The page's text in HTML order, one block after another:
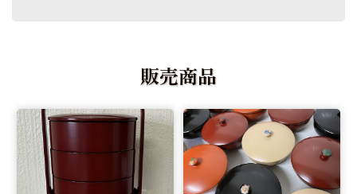
販売商品